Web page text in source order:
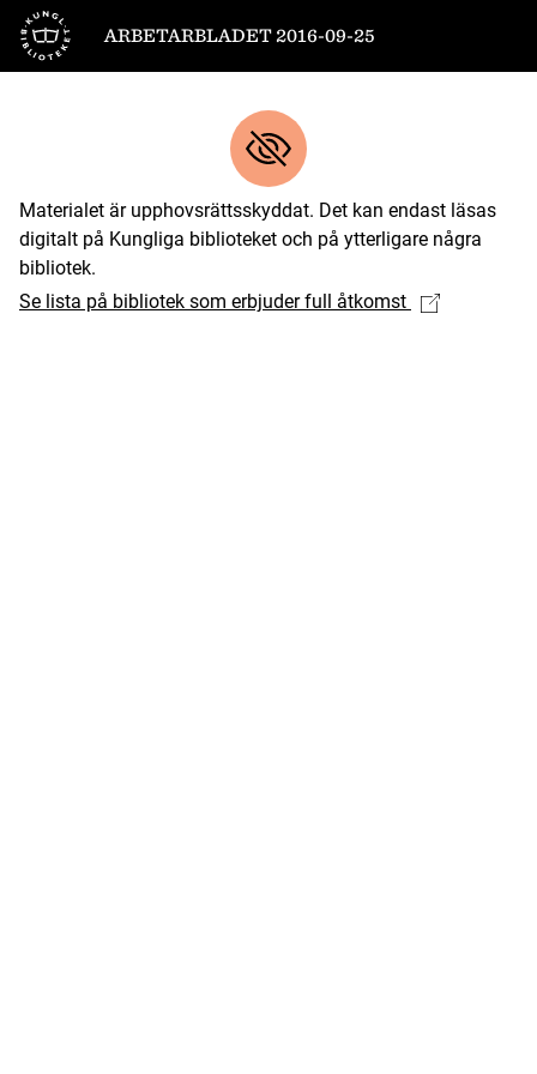
Till startsidan
ARBETARBLADET 2016-09-25
Materialet är upphovsrättsskyddat. Det kan endast läsas
digitalt på Kungliga biblioteket och på ytterligare några
bibliotek.
Se lista på bibliotek som erbjuder full åtkomst